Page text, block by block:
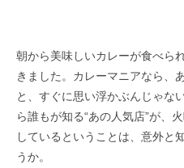
朝から美味しいカレーが食べら
きました。カレーマニアなら、
と、すぐに思い​浮かぶんじゃな
ら誰もが知る“あの人気店”が、
しているということは、意外​と
うか。